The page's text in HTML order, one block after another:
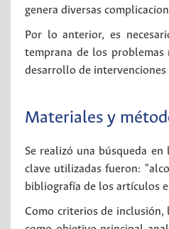
genera diversas
Por lo anterior, es
temprana de los problemas
desarrollo de intervenciones
Materiales y
Se realizó una búsqueda
clave utilizadas fueron:
bibliografía de los artículos
Como criterios de inclusión,